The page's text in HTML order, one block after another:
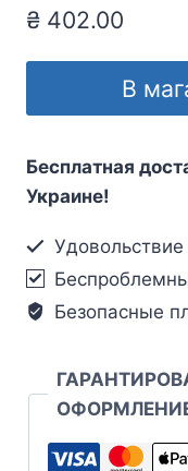
₴ 402.00
В
Бесплатная
Украине!
Безопасные